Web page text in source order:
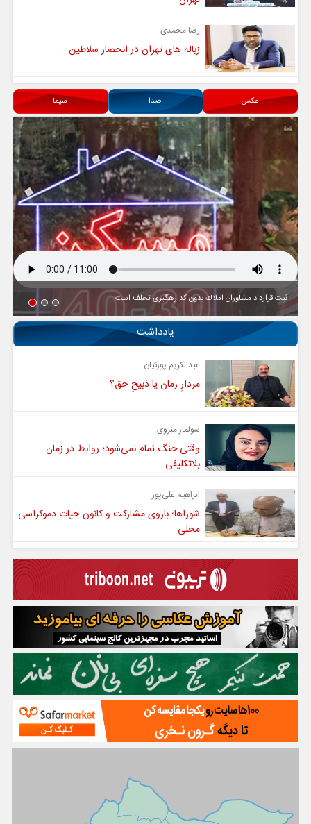
رضا محمدی
زباله های تهران در انحصار سلاطین
عکس صدا سیما
ثبت قرارداد مشاوران املاك بدون كد رهگیری تخلف است
یادداشت
عبدالکریم پورکیان
مردارِ زمان یا ذبیحِ حق؟
سولماز منزوی
وقتی جنگ تمام نمی‌شود؛ روابط در زمان
بلاتکلیفی
ابراهیم علی‌پور
شوراها؛ بازوی مشارکت و کانون حیات دموکراسی
محلی